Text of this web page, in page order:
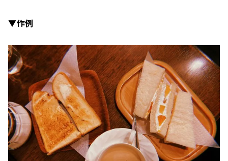
▼作例